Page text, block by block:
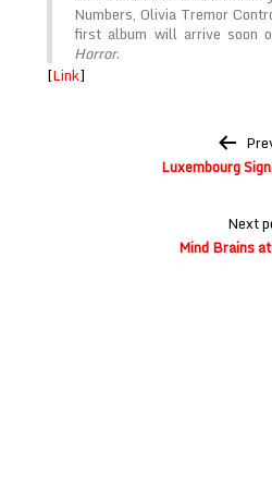
Numbers, Olivia Tremor
first album will arrive soon
Horror.
[Link]
Luxembourg
Next
Mind Brains